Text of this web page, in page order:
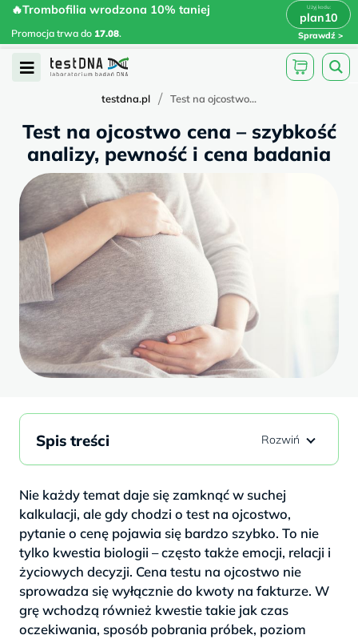
Skip
content
🔥Trombofilia wrodzona 10% taniej
Promocja trwa do 17.08.
plan10
Sprawdź
🔥Trombofilia wrodzona 10% taniej
plan10 x
Open
testdna.pl / Test na ojcostwo...
Test na ojcostwo cena – szybkość
analizy, pewność i cena badania
Nie każdy temat daje się zamknąć w suchej
kalkulacji, ale gdy chodzi o test na ojcostwo,
pytanie o cenę pojawia się bardzo szybko. To nie
tylko kwestia biologii – często także emocji, relacji i
życiowych decyzji. Cena testu na ojcostwo nie
sprowadza się wyłącznie do kwoty na fakturze. W
grę wchodzą również kwestie takie jak czas
oczekiwania, sposób pobrania próbek, poziom
Spis treści